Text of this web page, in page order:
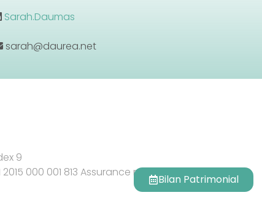
Bilan Patrimonial
Sarah.Daumas
sarah@daurea.net
9
000 001 813 Assurance responsabilité civile